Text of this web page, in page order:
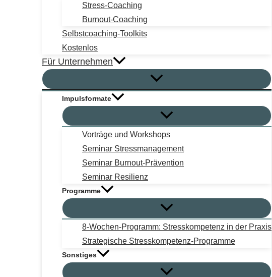
Stress-Coaching
Burnout-Coaching
Selbstcoaching-Toolkits
Kostenlos
Für Unternehmen
Impulsformate
Vorträge und Workshops
Seminar Stressmanagement
Seminar Burnout-Prävention
Seminar Resilienz
Programme
8-Wochen-Programm: Stresskompetenz in der Praxis
Strategische Stresskompetenz-Programme
Sonstiges